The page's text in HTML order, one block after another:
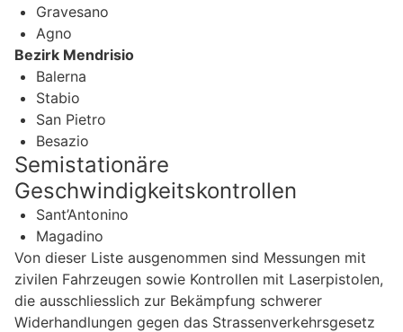
Gravesano
Agno
Bezirk Mendrisio
Balerna
Stabio
San Pietro
Besazio
Semistationäre
Geschwindigkeitskontrollen
Sant’Antonino
Magadino
Von dieser Liste ausgenommen sind Messungen mit
zivilen Fahrzeugen sowie Kontrollen mit Laserpistolen,
die ausschliesslich zur Bekämpfung schwerer
Widerhandlungen gegen das Strassenverkehrsgesetz